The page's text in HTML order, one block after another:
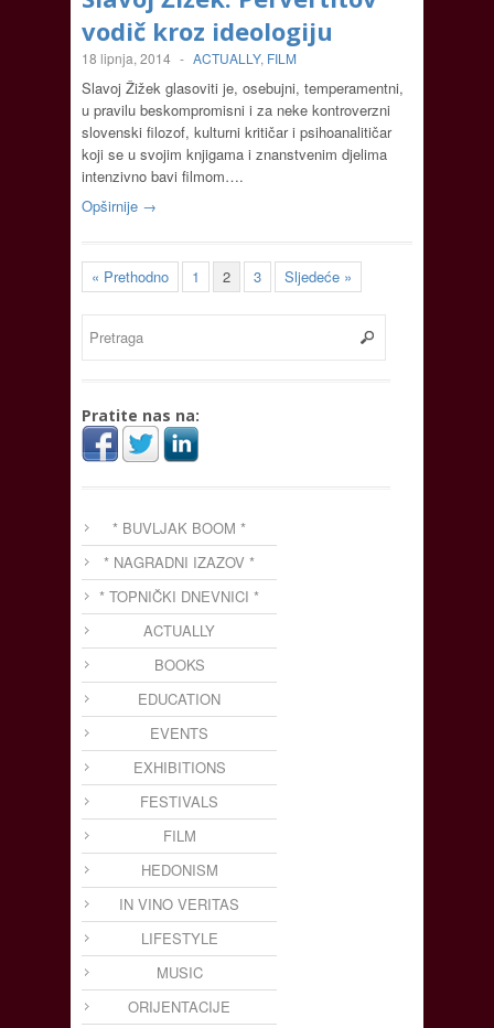
vodič kroz ideologiju
18 lipnja, 2014 - ACTUALLY, FILM
Slavoj Žižek glasoviti je, osebujni, temperamentni,
u pravilu beskompromisni i za neke kontroverzni
slovenski filozof, kulturni kritičar i psihoanalitičar
koji se u svojim knjigama i znanstvenim djelima
intenzivno bavi filmom….
Opširnije →
« Prethodno 1 2 3 Sljedeće »
Pratite nas na:
* BUVLJAK BOOM *
* NAGRADNI IZAZOV *
* TOPNIČKI DNEVNICI *
ACTUALLY
BOOKS
EDUCATION
EVENTS
EXHIBITIONS
FESTIVALS
FILM
HEDONISM
IN VINO VERITAS
LIFESTYLE
MUSIC
ORIJENTACIJE